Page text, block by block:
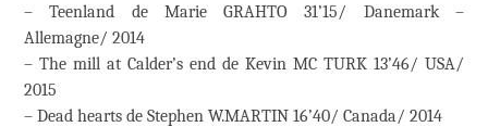
– Teenland de Marie GRAHTO 31’15/ Danemark –
Allemagne/ 2014
– The mill at Calder’s end de Kevin MC TURK 13’46/ USA/
2015
– Dead hearts de Stephen W.MARTIN 16’40/ Canada/ 2014